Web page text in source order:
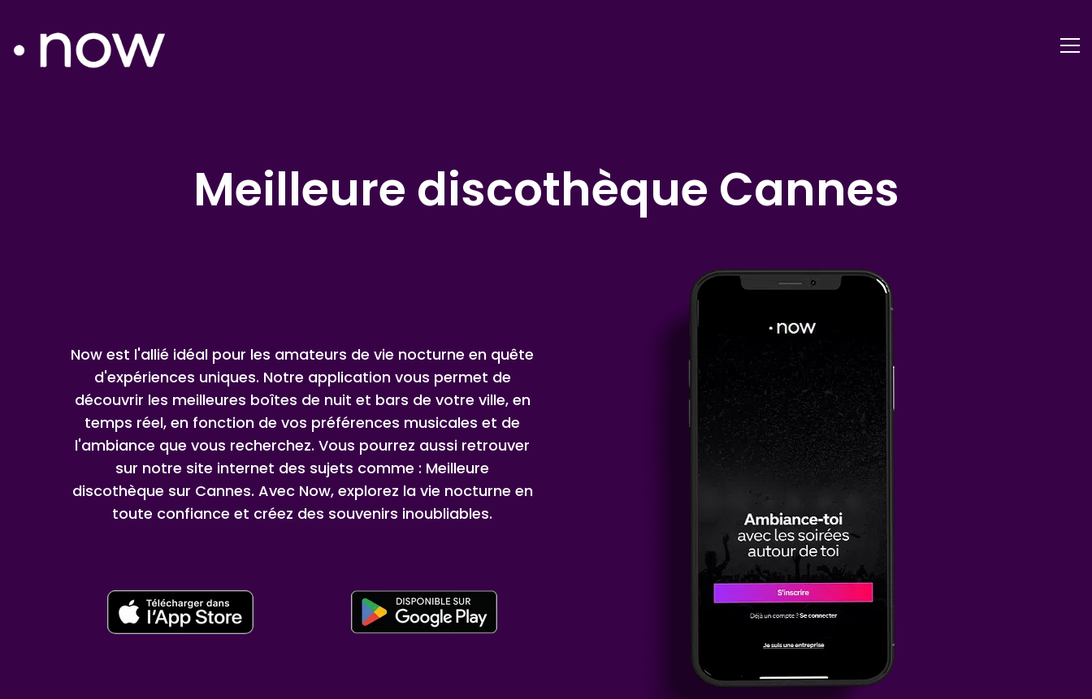
Meilleure discothèque Cannes
Now est l'allié idéal pour les amateurs de vie nocturne en quête
d'expériences uniques. Notre application vous permet de
découvrir les meilleures boîtes de nuit et bars de votre ville, en
temps réel, en fonction de vos préférences musicales et de
l'ambiance que vous recherchez. Vous pourrez aussi retrouver
sur notre site internet des sujets comme : Meilleure
discothèque sur Cannes. Avec Now, explorez la vie nocturne en
toute confiance et créez des souvenirs inoubliables.